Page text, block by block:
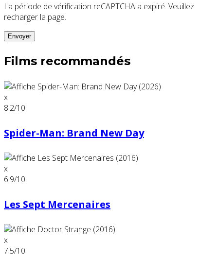
La période de vérification reCAPTCHA a expiré. Veuillez
recharger la page.
Films recommandés
x
8.2/10
Spider-Man: Brand New Day
x
6.9/10
Les Sept Mercenaires
x
7.5/10